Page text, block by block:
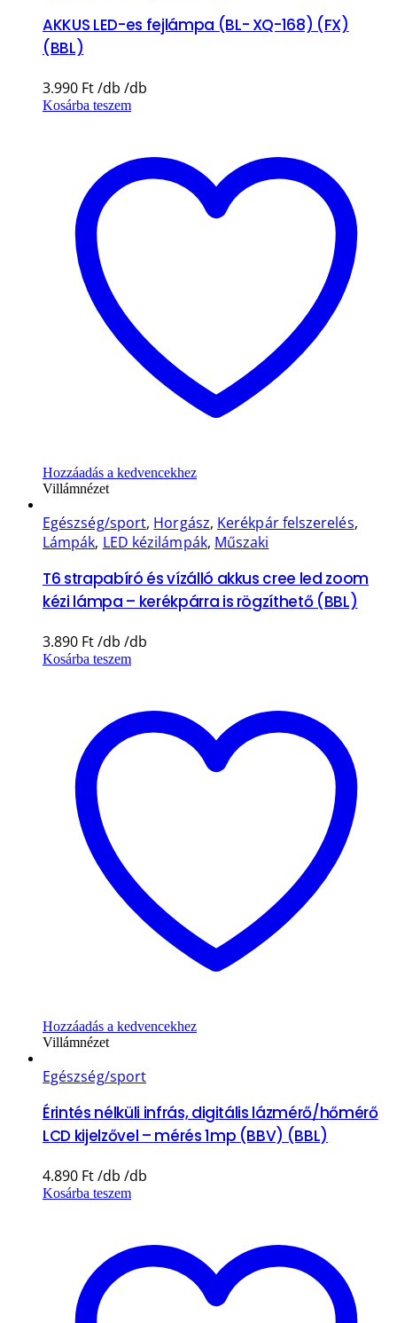
AKKUS LED-es fejlámpa (BL- XQ-168) (FX)
(BBL)
3.990 Ft
Kosárba teszem
Hozzáadás a kedvencekhez
Villámnézet
Egészség/sport, Horgász, Kerékpár felszerelés,
Lámpák, LED kézilámpák, Műszaki
T6 strapabíró és vízálló akkus cree led zoom
kézi lámpa – kerékpárra is rögzíthető (BBL)
3.890 Ft
Kosárba teszem
Hozzáadás a kedvencekhez
Villámnézet
Egészség/sport
Érintés nélküli infrás, digitális lázmérő/hőmérő
LCD kijelzővel – mérés 1mp (BBV) (BBL)
4.890 Ft
Kosárba teszem